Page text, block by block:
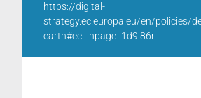
https://digital-
strategy.ec.europa.eu/en/policies/
earth#ecl-inpage-l1d9i86r